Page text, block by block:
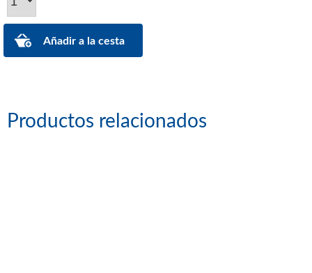
Productos relacionados